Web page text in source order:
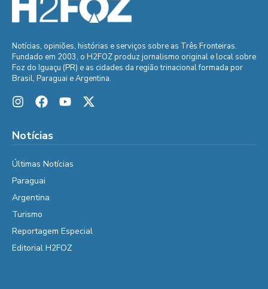
Notícias, opiniões, histórias e serviços sobre as Três Fronteiras.
Fundado em 2003, o H2FOZ produz jornalismo original e local sobre
Foz do Iguaçu (PR) e as cidades da região trinacional formada por
Brasil, Paraguai e Argentina.
Notícias
Últimas Notícias
Paraguai
Argentina
Turismo
Reportagem Especial
Editorial H2FOZ